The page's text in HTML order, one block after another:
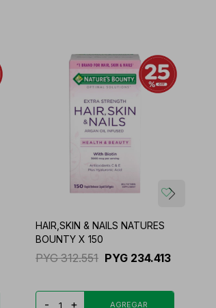
HAIR,SKIN & NAILS NATURES
BOUNTY X 150
PYG 312.551 PYG 234.413
- +